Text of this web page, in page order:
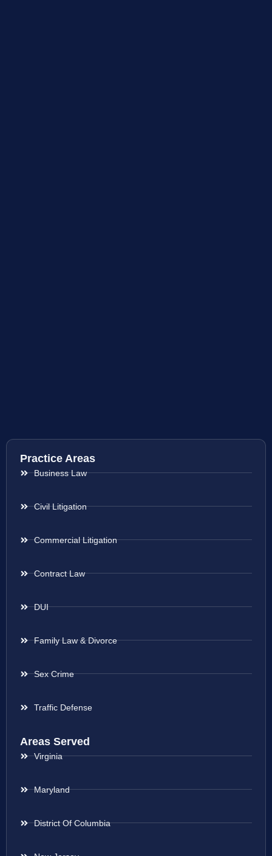
Practice Areas
Business Law
Civil Litigation
Commercial Litigation
Contract Law
DUI
Family Law & Divorce
Sex Crime
Traffic Defense
Areas Served
Virginia
Maryland
District Of Columbia